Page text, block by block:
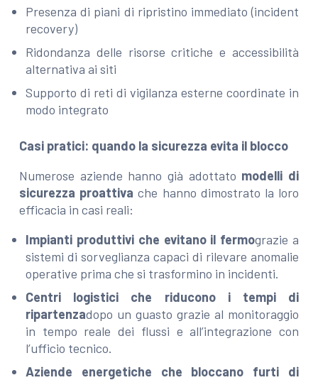
Presenza di piani di ripristino immediato (incident
recovery)
Ridondanza delle risorse critiche e accessibilità
alternativa ai siti
Supporto di reti di vigilanza esterne coordinate in
modo integrato
Casi pratici: quando la sicurezza evita il blocco
Numerose aziende hanno già adottato modelli di
sicurezza proattiva che hanno dimostrato la loro
efficacia in casi reali:
Impianti produttivi che evitano il fermograzie a
sistemi di sorveglianza capaci di rilevare anomalie
operative prima che si trasformino in incidenti.
Centri logistici che riducono i tempi di
ripartenzadopo un guasto grazie al monitoraggio
in tempo reale dei flussi e all’integrazione con
l’ufficio tecnico.
Aziende energetiche che bloccano furti di